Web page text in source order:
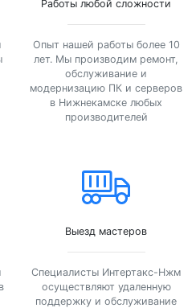
Работы любой сложности
Опыт нашей работы более 10
лет. Мы производим ремонт,
обслуживание и
модернизацию ПК и серверов
в Нижнекамске любых
производителей
Выезд мастеров
Специалисты Интертакс-Нжм
осуществляют удаленную
поддержку и обслуживание